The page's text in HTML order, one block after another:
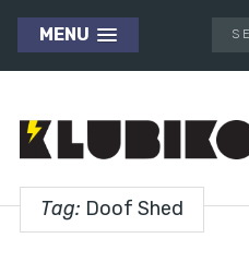
MENU
Tag: Doof Shed